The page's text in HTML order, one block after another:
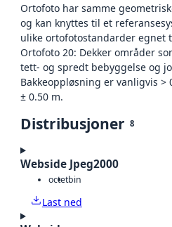
Ortofoto har samme
og kan knyttes til et
ulike ortofotostandarder egnet
Ortofoto 20: Dekker områder
tett- og spredt bebyggelse og
Bakkeoppløsning er vanligvis >
± 0.50 m.
Distribusjoner 8
Webside Jpeg2000
octetbin
Last ned